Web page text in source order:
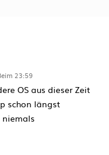
23:59
OS aus dieser Zeit
schon längst